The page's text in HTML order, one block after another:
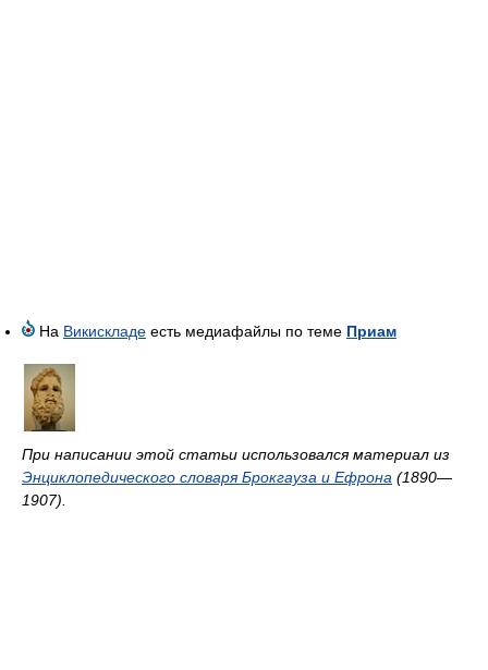
На Викискладе есть медиафайлы по теме Приам
При написании этой статьи использовался материал из
Энциклопедического словаря Брокгауза и Ефрона (1890—
1907).